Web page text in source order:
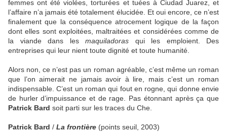
femmes ont été violées, torturées et tuées à Ciudad Juarez, et
l’affaire n’a jamais été totalement élucidée. Et oui encore, ce n’est
finalement que la conséquence atrocement logique de la façon
dont elles sont exploitées, maltraitées et considérées comme de
la viande dans les maquiladoras qui les emploient. Des
entreprises qui leur nient toute dignité et toute humanité.
Alors non, ce n’est pas un roman agréable, c’est même un roman
que l’on aimerait ne jamais avoir à lire, mais c’est un roman
indispensable. C’est un roman qui fout en rogne, qui donne envie
de hurler d’impuissance et de rage. Pas étonnant après ça que
Patrick Bard soit parti sur les traces du Che.
Patrick Bard / La frontière (points seuil, 2003)